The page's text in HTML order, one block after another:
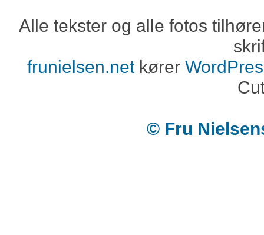
Alle tekster og alle fotos
frunielsen.netkører
© Fru